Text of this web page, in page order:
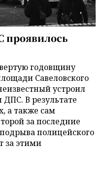
проявилось
годовщину
Савеловского
устроил
В результате
а также сам
за последние
полицейского
за этими